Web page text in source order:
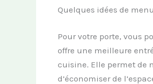
Quelques idées de
Pour votre porte, vous
offre une meilleure
cuisine. Elle permet de
d’économiser de